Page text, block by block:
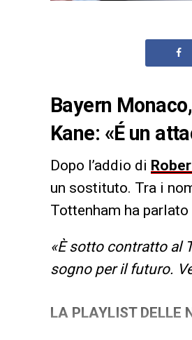
Bayern
Kane: «É un
Dopo l’addio di
un sostituto. Tra i
Tottenham ha parlato
«È sotto contratto al
sogno per il futuro.
LA PLAYLIST DELLE